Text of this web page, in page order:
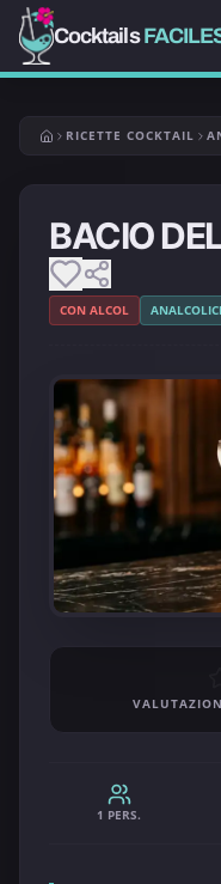
Cocktails
RICETTE COCKTAIL
BACIO
CON ALCOL ANALCOLICI
1 PERS.